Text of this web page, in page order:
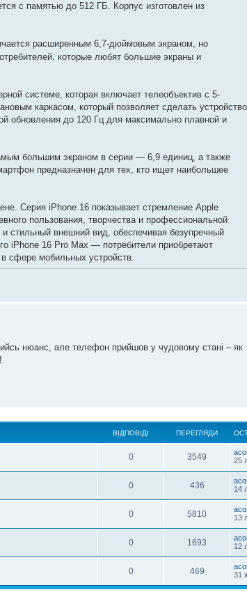
с памятью до 512 ГБ. Корпус изготовлен из
расширенным 6,7-дюймовым экраном, но
которые любят большие экраны и
системе, которая включает телеобъектив с 5-
каркасом, который позволяет сделать устройство
обновления до 120 Гц для максимально плавной и
большим экраном в серии — 6,9 единиц, а также
предназначен для тех, кто ищет наибольшее
Серия iPhone 16 показывает стремление Apple
пользования, творчества и профессиональной
стильный внешний вид, обеспечивая безупречный
iPhone 16 Pro Max — потребители приобретают
сфере мобильных устройств.
нюанс, але телефон прийшов у чудовому стані – як
ВІДПОВІДІ ПЕРЕГЛЯДИ
0 3549
25
0 436
14
0 5810
13
0 1693
12
0 469
31